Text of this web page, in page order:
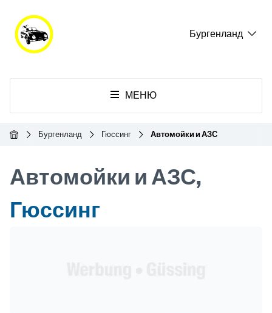
Бургенланд
МЕНЮ
ГлавнаяБургенланд Гюссинг Автомойки и АЗС
Автомойки и АЗС,
Гюссинг